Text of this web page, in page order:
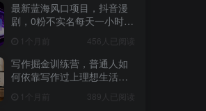
最新蓝海风口项目，抖音漫
剧，0粉不实名每天一小时，
1个月前 456人已阅读
写作掘金训练营，普通人如
何依靠写作过上理想生活，
（更新6月）
1个月前 389人已阅读